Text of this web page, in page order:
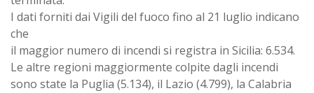
I dati forniti dai Vigili del fuoco fino al 21 luglio indicano
che
il maggior numero di incendi si registra in Sicilia: 6.534.
Le altre regioni maggiormente colpite dagli incendi
sono state la Puglia (5.134), il Lazio (4.799), la Calabria